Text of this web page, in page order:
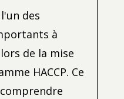
des
à
de la mise
HACCP. Ce